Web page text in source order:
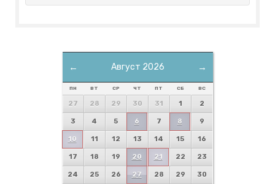
← →
Август 2026
ПН ВТ СР ЧТ ПТ СБ ВС
27 28 29 30 31 1 2
3 4 5 6 7 8 9
10 11 12 13 14 15 16
17 18 19 20 21 22 23
24 25 26 27 28 29 30